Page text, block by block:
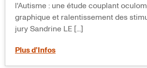
l'Autisme : une étude couplant
graphique et ralentissement des
jury Sandrine LE [...]
Plus d’Infos